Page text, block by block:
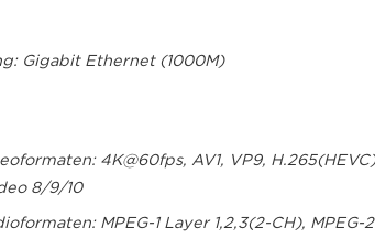
Gigabit Ethernet (1000M)
4K@60fps, AV1, VP9,
8/9/10
MPEG-1 Layer 1,2,3(2-CH), MPEG-